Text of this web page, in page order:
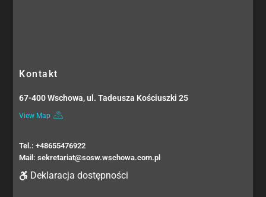
Kontakt
67-400 Wschowa, ul. Tadeusza Kościuszki 25
View Map
Tel.: +48655476922
Mail: sekretariat@sosw.wschowa.com.pl
Deklaracja dostępności